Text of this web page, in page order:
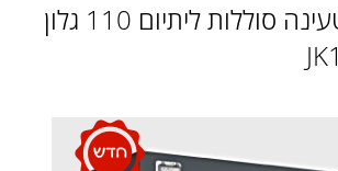
ארון אחסון וטעינה סוללות ליתיום 110 גלון